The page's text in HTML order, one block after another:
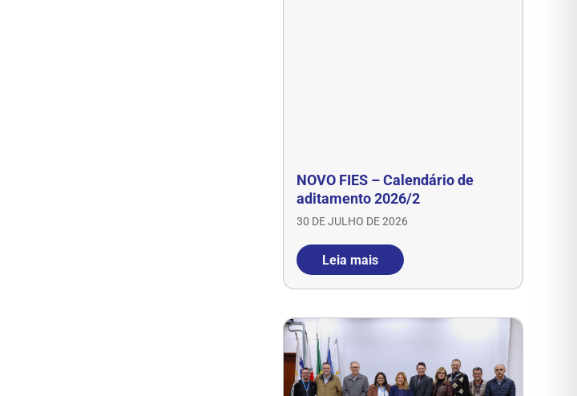
NOVO FIES – Calendário de
aditamento 2026/2
30 DE JULHO DE 2026
Leia mais